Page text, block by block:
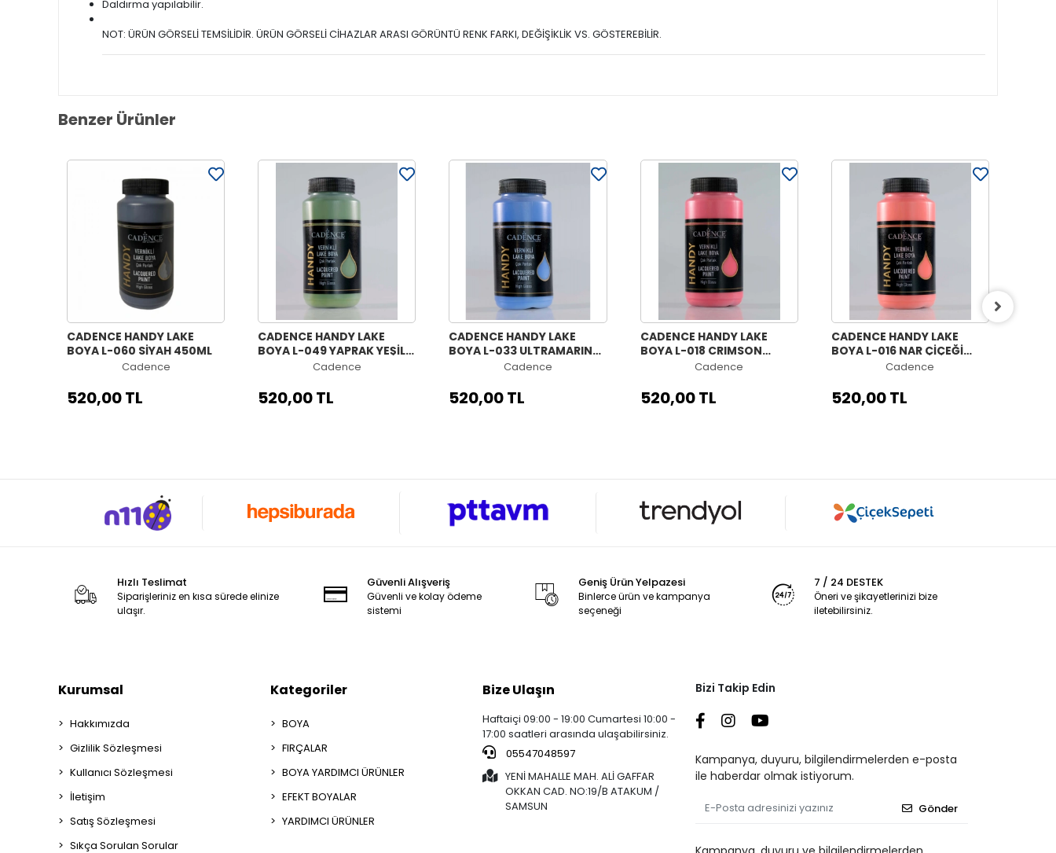
Daldırma yapılabilir.
NOT: ÜRÜN GÖRSELİ TEMSİLİDİR. ÜRÜN GÖRSELİ CİHAZLAR ARASI GÖRÜNTÜ RENK FARKI, DEĞİŞİKLİK VS. GÖSTEREBİLİR.
Benzer Ürünler
CADENCE HANDY LAKE
BOYA L-060 SİYAH 450ML
Cadence
520,00 TL
CADENCE HANDY LAKE
BOYA L-049 YAPRAK YEŞİLİ
Cadence
520,00 TL
CADENCE HANDY LAKE
BOYA L-033 ULTRAMARINE
MAVI 450MLCadence
520,00 TL
CADENCE HANDY LAKE
BOYA L-018 CRIMSON
KIRMIZI 450ML
Cadence
520,00 TL
CADENCE HANDY LAKE
BOYA L-016 NAR ÇİÇEĞİ
Cadence
520,00 TL
Hızlı Teslimat
Siparişleriniz en kısa sürede elinize
ulaşır.
Güvenli Alışveriş
Güvenli ve kolay ödeme
sistemi
Geniş Ürün Yelpazesi
Binlerce ürün ve kampanya
seçeneği
7 / 24 DESTEK
Öneri ve şikayetlerinizi bize
iletebilirsiniz.
Kurumsal
Hakkımızda
Gizlilik Sözleşmesi
Kullanıcı Sözleşmesi
İletişim
Satış Sözleşmesi
Sıkça Sorulan Sorular
Kategoriler
BOYA
FIRÇALAR
BOYA YARDIMCI ÜRÜNLER
EFEKT BOYALAR
YARDIMCI ÜRÜNLER
Bize Ulaşın
Haftaiçi 09:00 - 19:00 Cumartesi 10:00 -
17:00 saatleri arasında ulaşabilirsiniz.
05547048597
YENİ MAHALLE MAH. ALİ GAFFAR
OKKAN CAD. NO:19/B ATAKUM /
SAMSUN
Bizi Takip Edin
Kampanya, duyuru, bilgilendirmelerden e-posta
ile haberdar olmak istiyorum.
Gönder